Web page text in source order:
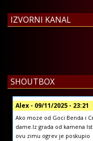
IZVORNI KANAL
SHOUTBOX
Alex - 09/11/2025 - 23:21
Ako moze od Goci Benda i
dame.Iz grada od kamena
ovu zimu ogrev je poskupio